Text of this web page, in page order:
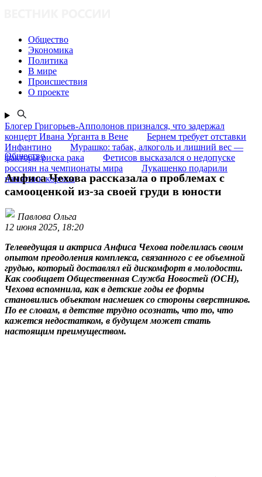
Общество
Экономика
Политика
В мире
Происшествия
О проекте
Блогер Григорьев-Апполонов признался, что задержал
концерт Ивана Урганта в Вене
Бернем требует отставки
Инфантино
Мурашко: табак, алкоголь и лишний вес —
факторы риска рака
Фетисов высказался о недопуске
россиян на чемпионаты мира
Лукашенко подарили
памятник коровы
Общество
Анфиса Чехова рассказала о проблемах с
самооценкой из-за своей груди в юности
Павлова Ольга
12 июня 2025, 18:20
Телеведущая и актриса Анфиса Чехова поделилась своим
опытом преодоления комплекса, связанного с ее объемной
грудью, который доставлял ей дискомфорт в молодости.
Как сообщает Общественная Служба Новостей (ОСН),
Чехова вспомнила, как в детские годы ее формы
становились объектом насмешек со стороны сверстников.
По ее словам, в детстве трудно осознать, что то, что
кажется недостатком, в будущем может стать
настоящим преимуществом.